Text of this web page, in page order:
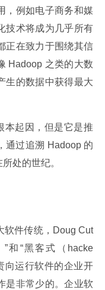
，例如电子商务和媒
技术将成为几乎所有
正在致力于围绕其信
Hadoop 之类的大数
生的数据中获得最大
本起因，但是它是推
通过追溯 Hadoop 的
处的世纪。
软件传统，Doug Cut
和“黑客式（hacke
向运行软件的企业开
是非常少的。企业软